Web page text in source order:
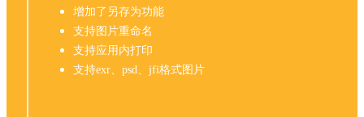
增加了另存为功能
支持图片重命名
支持应用内打印
支持exr、psd、jfi格式图片